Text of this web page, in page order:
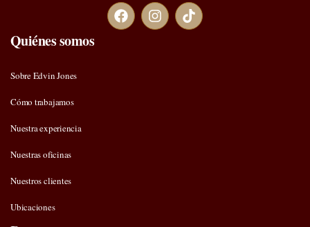
Quiénes somos
Sobre Edvin Jones
Cómo trabajamos
Nuestra experiencia
Nuestras oficinas
Nuestros clientes
Ubicaciones